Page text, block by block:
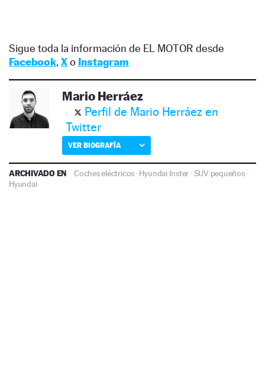
Sigue toda la información de EL MOTOR desde
Facebook, Xo Instagram
Mario Herráez
Perfil de Mario Herráez en
Twitter
VER BIOGRAFÍA
ARCHIVADO EN Coches eléctricos ·Hyundai Inster ·SUV pequeños·
Hyundai